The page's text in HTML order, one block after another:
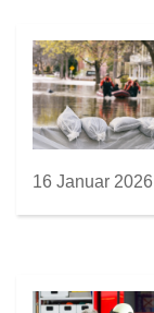
16 Januar 2026